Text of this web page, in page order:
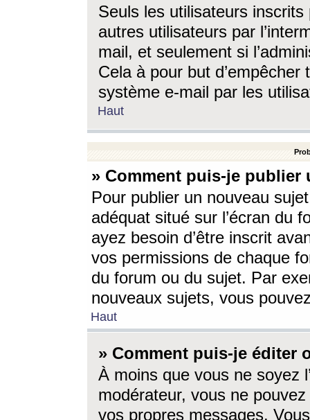
Seuls les utilisateurs
autres utilisateurs par
mail, et seulement si
Cela à pour but
système e-mail par les
Haut
» Comment puis-je
Pour publier un nouveau
adéquat situé sur l’écran du
ayez besoin d’être inscrit
vos permissions de chaque
du forum ou du sujet. Par
nouveaux sujets, vous
Haut
» Comment puis-je éditer
À moins que vous ne soyez
modérateur, vous ne
vos propres messages.